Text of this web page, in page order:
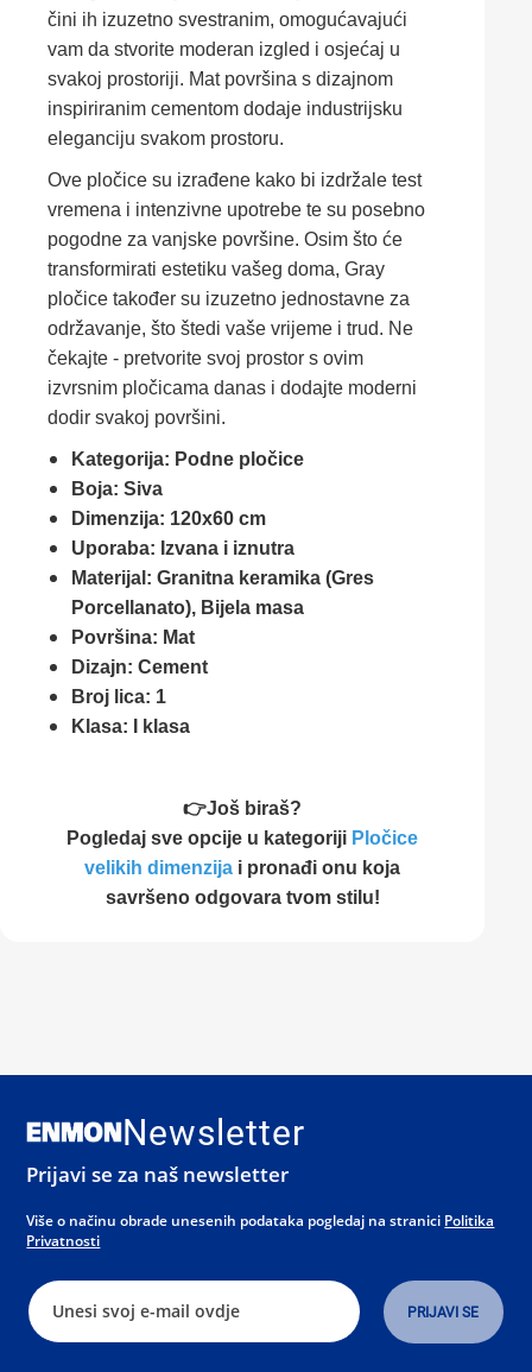
čini ih izuzetno svestranim, omogućavajući
vam da stvorite moderan izgled i osjećaj u
svakoj prostoriji. Mat površina s dizajnom
inspiriranim cementom dodaje industrijsku
eleganciju svakom prostoru.
Ove pločice su izrađene kako bi izdržale test
vremena i intenzivne upotrebe te su posebno
pogodne za vanjske površine. Osim što će
transformirati estetiku vašeg doma, Gray
pločice također su izuzetno jednostavne za
održavanje, što štedi vaše vrijeme i trud. Ne
čekajte - pretvorite svoj prostor s ovim
izvrsnim pločicama danas i dodajte moderni
dodir svakoj površini.
Kategorija: Podne pločice
Boja: Siva
Dimenzija: 120x60 cm
Uporaba: Izvana i iznutra
Materijal: Granitna keramika (Gres
Porcellanato), Bijela masa
Površina: Mat
Dizajn: Cement
Broj lica: 1
Klasa: I klasa
👉Još biraš?
Pogledaj sve opcije u kategoriji Pločice
velikih dimenzija i pronađi onu koja
savršeno odgovara tvom stilu!
Newsletter
Prijavi se za naš newsletter
Više o načinu obrade unesenih podataka pogledaj na stranici Politika
Privatnosti